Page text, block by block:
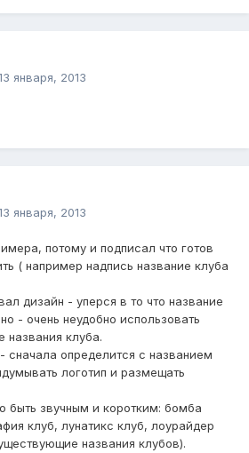
января, 2013
января, 2013
потому и подписал что готов
( например надпись название клуба
дизайн - уперся в то что название
- очень неудобно использовать
названия клуба.
сначала определится с названием
логотип и размещать
быть звучным и коротким: бомба
клуб, лунатикс клуб, лоурайдер
названия клубов).